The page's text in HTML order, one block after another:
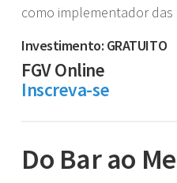
como implementador das
Investimento: GRATUITO
FGV Online
Inscreva-se
Do Bar ao